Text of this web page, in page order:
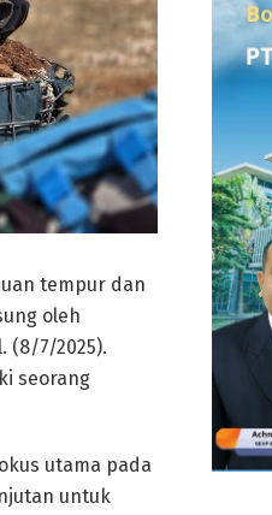
tempur dan
oleh
(8/7/2025).
seorang
utama pada
untuk